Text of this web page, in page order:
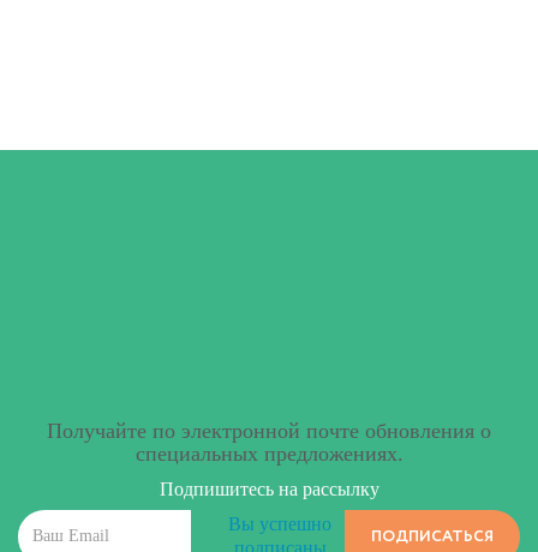
Получайте по электронной почте обновления о
специальных предложениях.
Подпишитесь на рассылку
Вы успешно
подписаны
ПОДПИСАТЬСЯ